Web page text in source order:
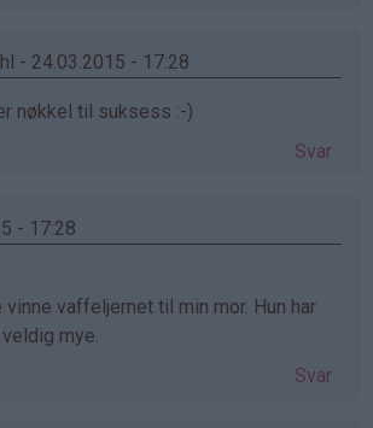
- 24.03.2015 - 17:28
nøkkel til suksess :-)
Svar
- 17:28
vaffeljernet til min mor. Hun har
mye.
Svar